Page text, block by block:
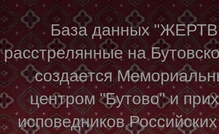
База данных
расстрелянные на
создается
центром "Бутово" и
исповедников